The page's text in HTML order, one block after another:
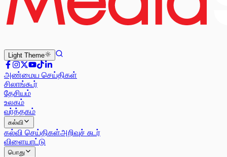
Light Theme
அண்மைய செய்திகள்
சிலாங்கூர்
தேசியம்
உலகம்
வர்த்தகம்
கல்வி
கல்வி செய்திகள்அறிவுச் சுடர்
விளையாட்டு
பொது